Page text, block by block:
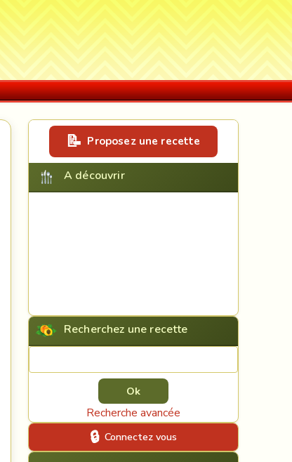
Proposez une recette
A découvrir
Recherchez une recette
Recherche avancée
Connectez vous